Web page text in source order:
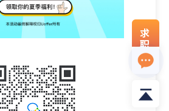
求
职
资
料